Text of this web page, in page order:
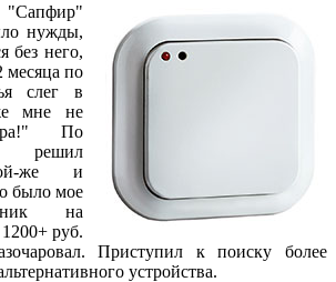
нужды,
без него,
месяца по
слег в
мне не
По
решил
же и
было мое
на
руб.
Приступил к поиску более
устройства.